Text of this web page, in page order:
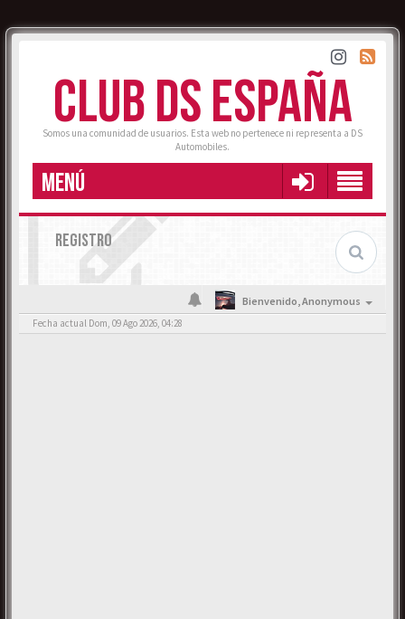
CLUB DS ESPAÑA
Somos una comunidad de usuarios. Esta web no pertenece ni representa a DS
Automobiles.
MENÚ
REGISTRO
Bienvenido,Anonymous
Fecha actual Dom, 09 Ago 2026, 04:28